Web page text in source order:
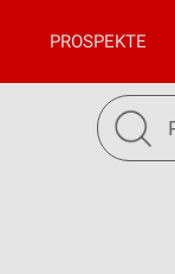
PROSPEKTE